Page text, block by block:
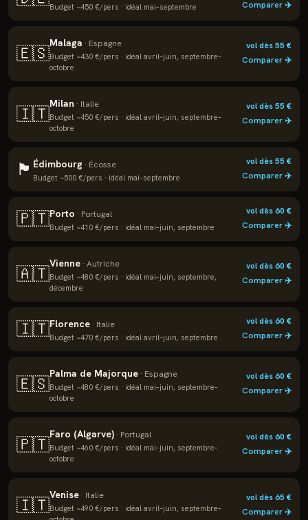
Budget ~450 €/pers · idéal mai–septembre
Comparer ✈️
🇪🇸Malaga · Espagne
Budget ~430 €/pers · idéal avril–juin, septembre–
octobre
vol dès55 €
Comparer ✈️
🇮🇹Milan · Italie
Budget ~450 €/pers · idéal avril–juin, septembre–
octobre
vol dès55 €
Comparer ✈️
🏴 Édimbourg · Écosse
Budget ~500 €/pers · idéal mai–septembre
vol dès55 €
Comparer ✈️
🇵🇹Porto · Portugal
Budget ~410 €/pers · idéal mai–juin, septembre
vol dès60€
Comparer ✈️
🇦🇹Vienne · Autriche
Budget ~480 €/pers · idéal mai–juin, septembre,
décembre
vol dès60€
Comparer ✈️
🇮🇹Florence · Italie
Budget ~470 €/pers · idéal avril–juin, septembre
vol dès60€
Comparer ✈️
🇪🇸Palma de Majorque · Espagne
Budget ~480 €/pers · idéal mai–juin, septembre–
octobre
vol dès60€
Comparer ✈️
🇵🇹Faro (Algarve) · Portugal
Budget ~460 €/pers · idéal mai–juin, septembre–
octobre
vol dès60€
Comparer ✈️
🇮🇹Venise · Italie
Budget ~490 €/pers · idéal avril–juin, septembre–
vol dès65 €
Comparer ✈️